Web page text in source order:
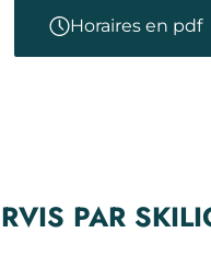
Horaires en pdf
PAR